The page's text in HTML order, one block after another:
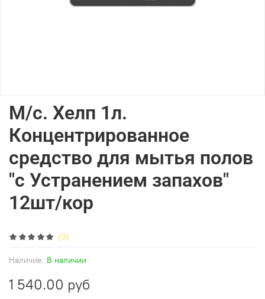
(0)
Наличие: В наличии
М/с. Хелп 1л.
Концентрированное
средство для мытья полов
"с Устранением запахов"
12шт/кор
1 540.00 руб